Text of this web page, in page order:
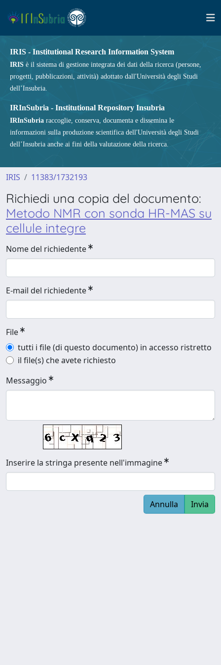
IRIS - Institutional Research Information System
IRIS è il sistema di gestione integrata dei dati della ricerca (persone,
progetti, pubblicazioni, attività) adottato dall'Università degli Studi
dell’Insubria.
IRInSubria - Institutional Repository Insubria
IRInSubria raccoglie, conserva, documenta e dissemina le
informazioni sulla produzione scientifica dell'Università degli Studi
dell’Insubria anche ai fini della valutazione della ricerca.
IRIS 11383/1732193
Richiedi una copia del documento:
Metodo NMR con sonda HR-MAS su
cellule integre
Nome del richiedente
E-mail del richiedente
File
tutti i file (di questo documento) in accesso ristretto
il file(s) che avete richiesto
Messaggio
Inserire la stringa presente nell'immagine
Annulla Invia